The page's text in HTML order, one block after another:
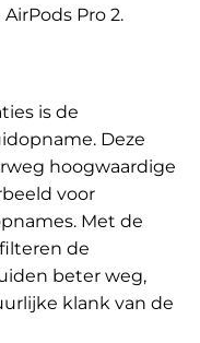
Pro 2.
is de
Deze
hoogwaardige
voor
Met de
de
beter weg,
klank van de